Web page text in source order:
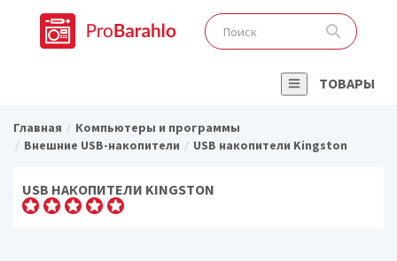
ТОВАРЫ
Главная
Компьютеры и программы
Внешние USB-накопители
USB накопители Kingston
USB НАКОПИТЕЛИ KINGSTON